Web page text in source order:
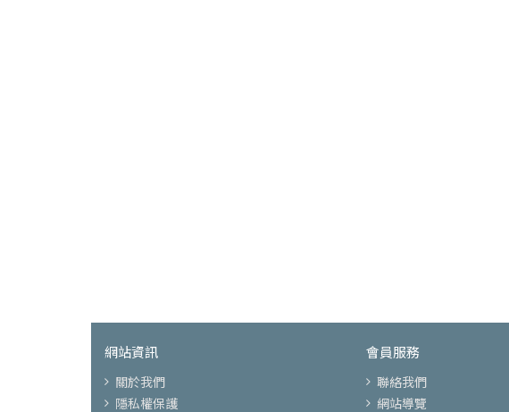
網站資訊
關於我們
隱私權保護
會員服務
聯絡我們
網站導覽